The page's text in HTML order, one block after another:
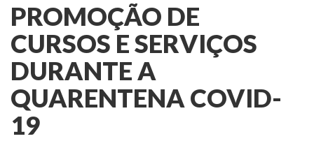
PROMOÇÃO DE
CURSOS E SERVIÇOS
DURANTE A
QUARENTENA COVID-
19